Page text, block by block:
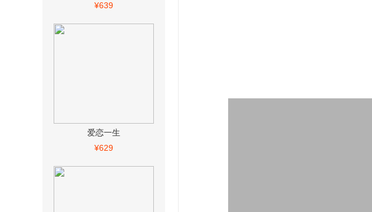
¥639
爱恋一生
¥629